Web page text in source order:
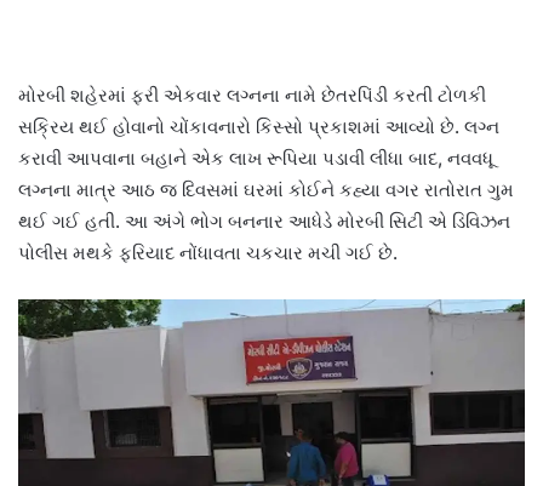
મોરબી શહેરમાં ફરી એકવાર લગ્નના નામે છેતરપિંડી કરતી ટોળકી
સક્રિય થઈ હોવાનો ચોંકાવનારો કિસ્સો પ્રકાશમાં આવ્યો છે. લગ્ન
કરાવી આપવાના બહાને એક લાખ રૂપિયા પડાવી લીધા બાદ, નવવધૂ
લગ્નના માત્ર આઠ જ દિવસમાં ઘરમાં કોઈને કહ્યા વગર રાતોરાત ગુમ
થઈ ગઈ હતી. આ અંગે ભોગ બનનાર આધેડે મોરબી સિટી એ ડિવિઝન
પોલીસ મથકે ફરિયાદ નોંધાવતા ચકચાર મચી ગઈ છે.